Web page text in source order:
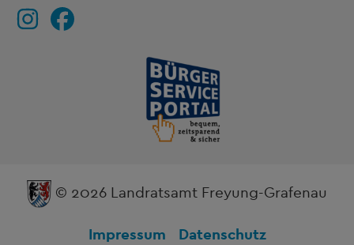
© 2026 Landratsamt Freyung-Grafenau
Impressum
Datenschutz